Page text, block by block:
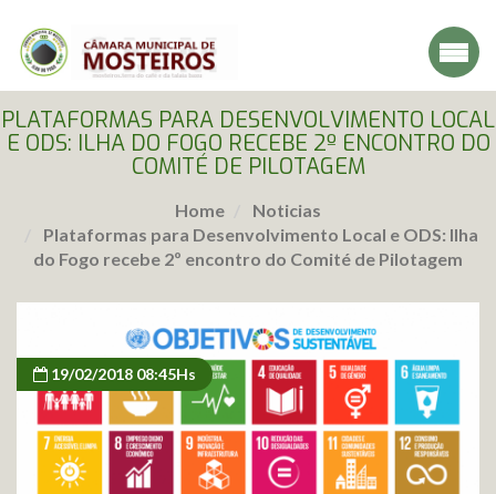
PLATAFORMAS PARA DESENVOLVIMENTO LOCAL
E ODS: ILHA DO FOGO RECEBE 2º ENCONTRO DO
COMITÉ DE PILOTAGEM
Home
Noticias
Plataformas para Desenvolvimento Local e ODS: Ilha
do Fogo recebe 2º encontro do Comité de Pilotagem
19/02/2018 08:45Hs